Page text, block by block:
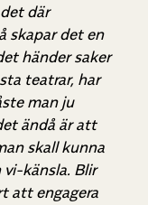
där
skapar det en
händer saker
teatrar, har
man ju
ändå är att
skall kunna
vi-känsla. Blir
att engagera